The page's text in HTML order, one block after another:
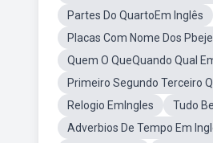
Partes Do QuartoEm Inglês
Placas Com Nome Dos
Quem O QueQuando Qual
Primeiro Segundo Terceiro
Relogio EmIngles
Tudo
Adverbios De Tempo Em